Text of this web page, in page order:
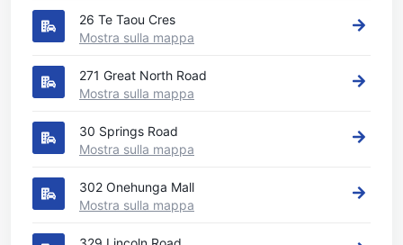
26 Te Taou Cres
Mostra sulla mappa
271 Great North Road
Mostra sulla mappa
30 Springs Road
Mostra sulla mappa
302 Onehunga Mall
Mostra sulla mappa